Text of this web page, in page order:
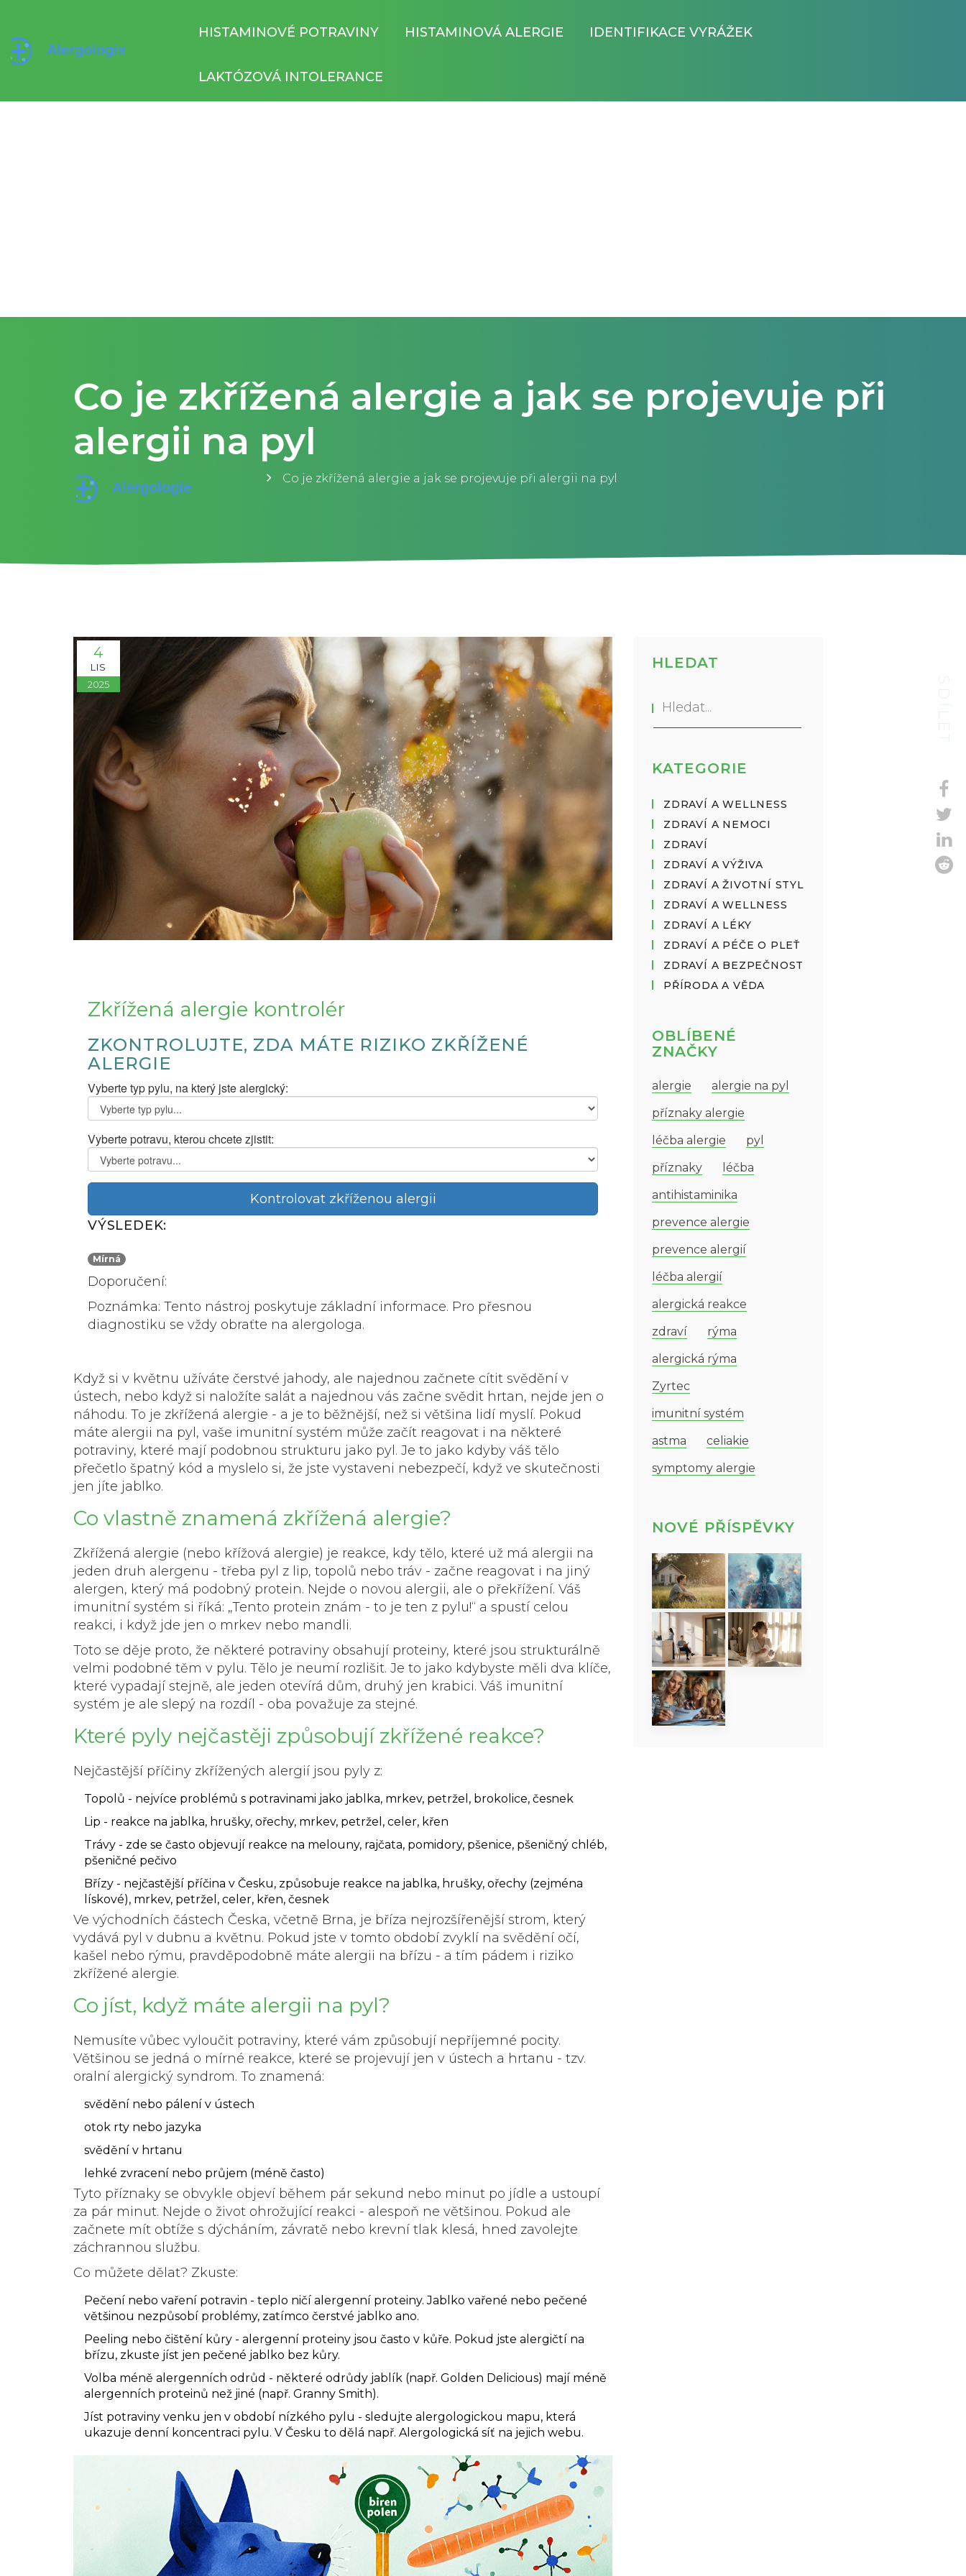
HISTAMINOVÉ POTRAVINY HISTAMINOVÁ ALERGIE IDENTIFIKACE VYRÁŽEK
LAKTÓZOVÁ INTOLERANCE
Co je zkřížená alergie a jak se projevuje při
alergii na pyl
Co je zkřížená alergie a jak se projevuje při alergii na pyl
4
LIS
2025
Zkřížená alergie kontrolér
ZKONTROLUJTE, ZDA MÁTE RIZIKO ZKŘÍŽENÉ
ALERGIE
Vyberte typ pylu, na který jste alergický:
Vyberte potravu, kterou chcete zjistit:
Kontrolovat zkříženou alergii
VÝSLEDEK:
Mírná
Doporučení:
Poznámka: Tento nástroj poskytuje základní informace. Pro přesnou
diagnostiku se vždy obraťte na alergologa.
Když si v květnu užíváte čerstvé jahody, ale najednou začnete cítit svědění v
ústech, nebo když si naložíte salát a najednou vás začne svědit hrtan, nejde jen o
náhodu. To je zkřížená alergie - a je to běžnější, než si většina lidí myslí. Pokud
máte alergii na pyl, vaše imunitní systém může začít reagovat i na některé
potraviny, které mají podobnou strukturu jako pyl. Je to jako kdyby váš tělo
přečetlo špatný kód a myslelo si, že jste vystaveni nebezpečí, když ve skutečnosti
jen jíte jablko.
Co vlastně znamená zkřížená alergie?
Zkřížená alergie (nebo křížová alergie) je reakce, kdy tělo, které už má alergii na
jeden druh alergenu - třeba pyl z lip, topolů nebo tráv - začne reagovat i na jiný
alergen, který má podobný protein. Nejde o novou alergii, ale o překřížení. Váš
imunitní systém si říká: „Tento protein znám - to je ten z pylu!“ a spustí celou
reakci, i když jde jen o mrkev nebo mandli.
Toto se děje proto, že některé potraviny obsahují proteiny, které jsou strukturálně
velmi podobné těm v pylu. Tělo je neumí rozlišit. Je to jako kdybyste měli dva klíče,
které vypadají stejně, ale jeden otevírá dům, druhý jen krabici. Váš imunitní
systém je ale slepý na rozdíl - oba považuje za stejné.
Které pyly nejčastěji způsobují zkřížené reakce?
Nejčastější příčiny zkřížených alergií jsou pyly z:
Topolů - nejvíce problémů s potravinami jako jablka, mrkev, petržel, brokolice, česnek
Lip - reakce na jablka, hrušky, ořechy, mrkev, petržel, celer, křen
Trávy - zde se často objevují reakce na melouny, rajčata, pomidory, pšenice, pšeničný chléb,
pšeničné pečivo
Břízy - nejčastější příčina v Česku, způsobuje reakce na jablka, hrušky, ořechy (zejména
lískové), mrkev, petržel, celer, křen, česnek
Ve východních částech Česka, včetně Brna, je bříza nejrozšířenější strom, který
vydává pyl v dubnu a květnu. Pokud jste v tomto období zvyklí na svědění očí,
kašel nebo rýmu, pravděpodobně máte alergii na břízu - a tím pádem i riziko
zkřížené alergie.
Co jíst, když máte alergii na pyl?
Nemusíte vůbec vyloučit potraviny, které vám způsobují nepříjemné pocity.
Většinou se jedná o mírné reakce, které se projevují jen v ústech a hrtanu - tzv.
oralní alergický syndrom. To znamená:
svědění nebo pálení v ústech
otok rty nebo jazyka
svědění v hrtanu
lehké zvracení nebo průjem (méně často)
Tyto příznaky se obvykle objeví během pár sekund nebo minut po jídle a ustoupí
za pár minut. Nejde o život ohrožující reakci - alespoň ne většinou. Pokud ale
začnete mít obtíže s dýcháním, závratě nebo krevní tlak klesá, hned zavolejte
záchrannou službu.
Co můžete dělat? Zkuste:
Pečení nebo vaření potravin - teplo ničí alergenní proteiny. Jablko vařené nebo pečené
většinou nezpůsobí problémy, zatímco čerstvé jablko ano.
Peeling nebo čištění kůry - alergenní proteiny jsou často v kůře. Pokud jste alergičtí na
břízu, zkuste jíst jen pečené jablko bez kůry.
Volba méně alergenních odrůd - některé odrůdy jablík (např. Golden Delicious) mají méně
alergenních proteinů než jiné (např. Granny Smith).
Jíst potraviny venku jen v období nízkého pylu - sledujte alergologickou mapu, která
ukazuje denní koncentraci pylu. V Česku to dělá např. Alergologická síť na jejich webu.
HLEDAT
KATEGORIE
ZDRAVÍ A WELLNESS
ZDRAVÍ A NEMOCI
ZDRAVÍ
ZDRAVÍ A VÝŽIVA
ZDRAVÍ A ŽIVOTNÍ STYL
ZDRAVÍ A WELLNESS
ZDRAVÍ A LÉKY
ZDRAVÍ A PÉČE O PLEŤ
ZDRAVÍ A BEZPEČNOST
PŘÍRODA A VĚDA
OBLÍBENÉ
ZNAČKY
alergie
alergie na pyl
příznaky alergie
léčba alergie
pyl
příznaky
léčba
antihistaminika
prevence alergie
prevence alergií
léčba alergií
alergická reakce
zdraví
rýma
alergická rýma
Zyrtec
imunitní systém
astma
celiakie
symptomy alergie
NOVÉ PŘÍSPĚVKY